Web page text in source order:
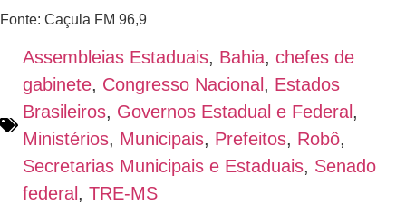
Fonte: Caçula FM 96,9
Assembleias Estaduais, Bahia, chefes de
gabinete, Congresso Nacional , Estados
Brasileiros, Governos Estadual e Federal ,
Ministérios, Municipais, Prefeitos, Robô,
Secretarias Municipais e Estaduais, Senado
federal , TRE-MS